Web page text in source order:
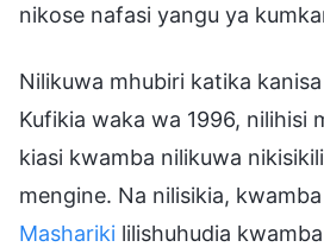
nikose nafasi yangu ya
Nilikuwa mhubiri katika
Kufikia waka wa 1996, nilihisi
kiasi kwamba nilikuwa
mengine. Na nilisikia, kwamba
Mashariki lilishuhudia